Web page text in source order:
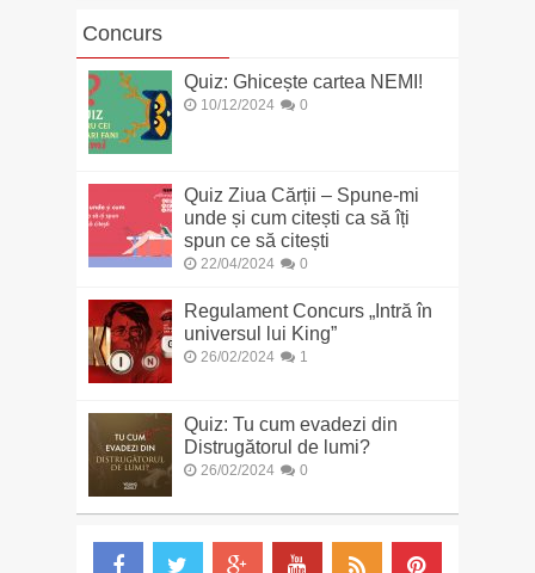
Concurs
Quiz: Ghicește cartea NEMI!
10/12/2024 0
Quiz Ziua Cărții – Spune-mi
unde și cum citești ca să îți
spun ce să citești
22/04/2024 0
Regulament Concurs „Intră în
universul lui King”
26/02/2024 1
Quiz: Tu cum evadezi din
Distrugătorul de lumi?
26/02/2024 0